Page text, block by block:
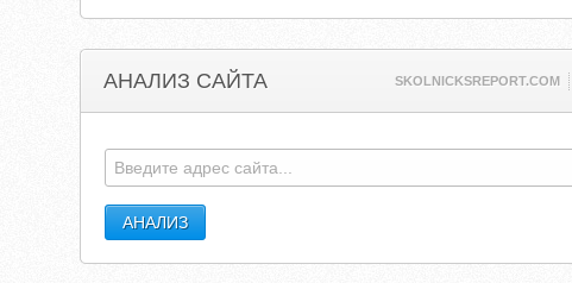
АНАЛИЗ САЙТА SKOLNICKSREPORT.COM